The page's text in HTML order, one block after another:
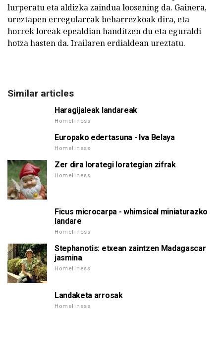
lurperatu eta aldizka zaindua loosening da. Gainera,
ureztapen erregularrak beharrezkoak dira, eta
horrek loreak epealdian handitzen du eta eguraldi
hotza hasten da. Irailaren erdialdean ureztatu.
Similar articles
Haragijaleak landareak
Homeliness
Europako edertasuna - Iva Belaya
Homeliness
Zer dira lorategi lorategian zifrak
Homeliness
Ficus microcarpa - whimsical miniaturazko
landare
Homeliness
Stephanotis: etxean zaintzen Madagascar
jasmina
Homeliness
Landaketa arrosak
Homeliness